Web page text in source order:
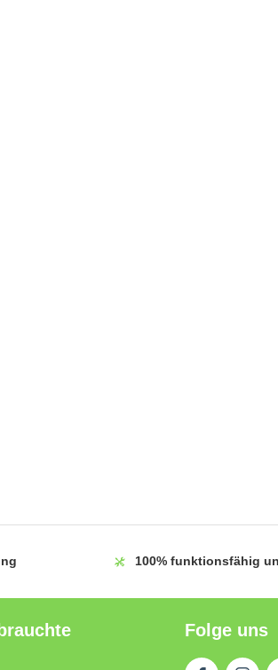
100% funktionsfähig
Folge uns